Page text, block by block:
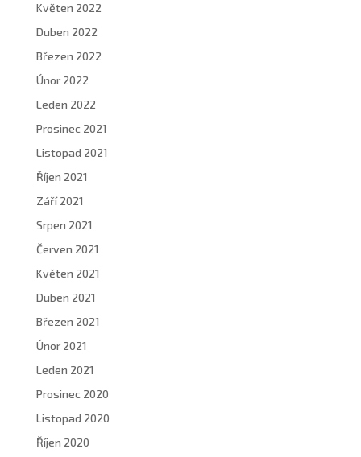
Květen 2022
Duben 2022
Březen 2022
Únor 2022
Leden 2022
Prosinec 2021
Listopad 2021
Říjen 2021
Září 2021
Srpen 2021
Červen 2021
Květen 2021
Duben 2021
Březen 2021
Únor 2021
Leden 2021
Prosinec 2020
Listopad 2020
Říjen 2020